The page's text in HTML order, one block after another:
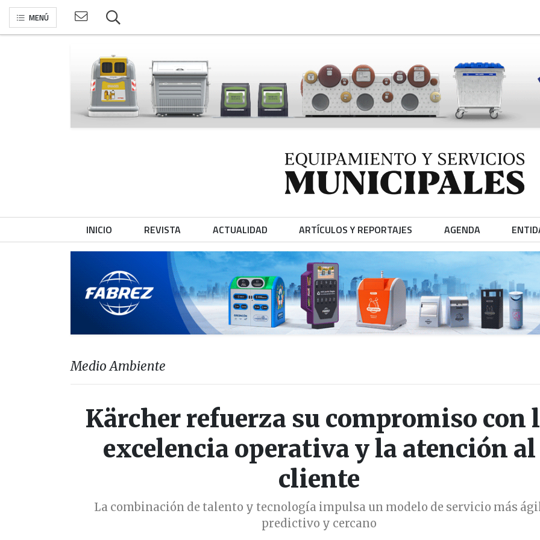
MENÚ
INICIO REVISTA ACTUALIDAD ARTÍCULOS Y REPORTAJES AGENDA
Medio Ambiente
Kärcher refuerza su compromiso con
excelencia operativa y la atención al
cliente
La combinación de talento y tecnología impulsa un modelo de servicio más
predictivo y cercano